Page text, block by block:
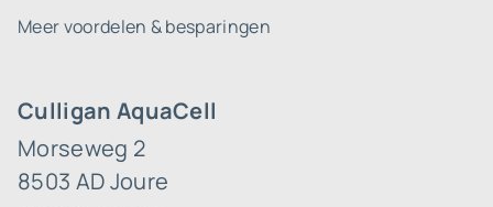
Culligan AquaCell
Morseweg 2
8503 AD Joure
Meer voordelen & besparingen